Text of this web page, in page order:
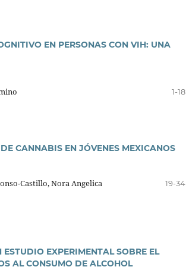
EN PERSONAS CON VIH: UNA
1-18
CANNABIS EN JÓVENES MEXICANOS
Castillo, Nora Angelica
19-34
EXPERIMENTAL SOBRE EL
AL CONSUMO DE ALCOHOL